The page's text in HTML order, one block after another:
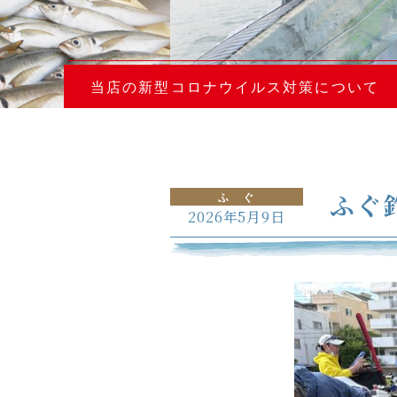
当店の新型コロナウイルス対策について
ふ ぐ
2026年5月9日 ふぐ